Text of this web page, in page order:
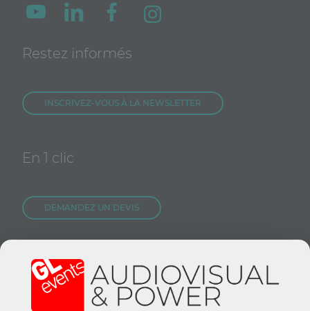
Restez informés
INSCRIVEZ-VOUS À LA NEWSLETTER
En 1 clic
DEMANDEZ UN DEVIS
NOUS REJOINDRE
CONTACTEZ-NOUS